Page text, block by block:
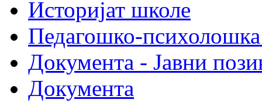
Историјат школе
Педагошко-психолошка
Документа - Јавни
Документа